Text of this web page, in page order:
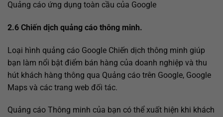
Quảng cáo ứng dụng toàn cầu của Google
2.6 Chiến dịch quảng cáo thông minh.
Loại hình quảng cáo Google Chiến dịch thông minh giúp
bạn làm nổi bật điểm bán hàng của doanh nghiệp và thu
hút khách hàng thông qua Quảng cáo trên Google, Google
Maps và các trang web đối tác.
Quảng cáo Thông minh của bạn có thể xuất hiện khi khách